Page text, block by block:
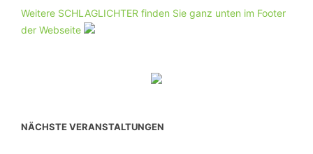
Weitere SCHLAGLICHTER finden Sie ganz unten im Footer
der Webseite
NÄCHSTE VERANSTALTUNGEN